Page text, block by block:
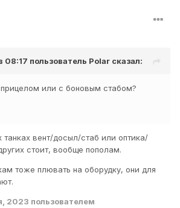
08:17 пользователь Polar сказал:
или с боновым стабом?
танках вент/досыл/стаб или оптика/
стоит, вообще пополам.
тоже плювать на оборудку, они для
2023 пользователем